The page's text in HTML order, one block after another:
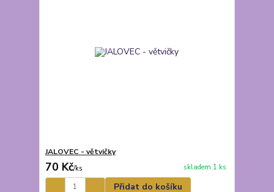
JALOVEC - větvičky
70 Kč/ks skladem 1 ks
Přidat do košíku